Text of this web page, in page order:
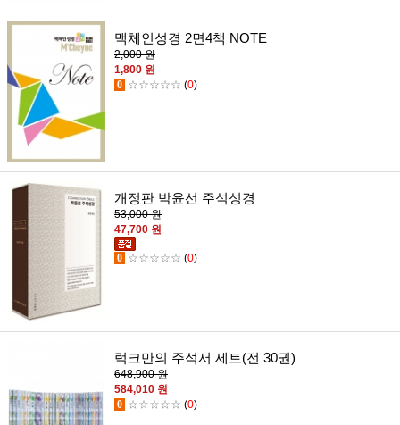
맥체인성경 2면4책 NOTE
2,000 원
1,800 원
0 ☆☆☆☆☆ (0)
개정판 박윤선 주석성경
53,000 원
47,700 원
0 ☆☆☆☆☆ (0)
럭크만의 주석서 세트(전 30권)
648,900 원
584,010 원
0 ☆☆☆☆☆ (0)